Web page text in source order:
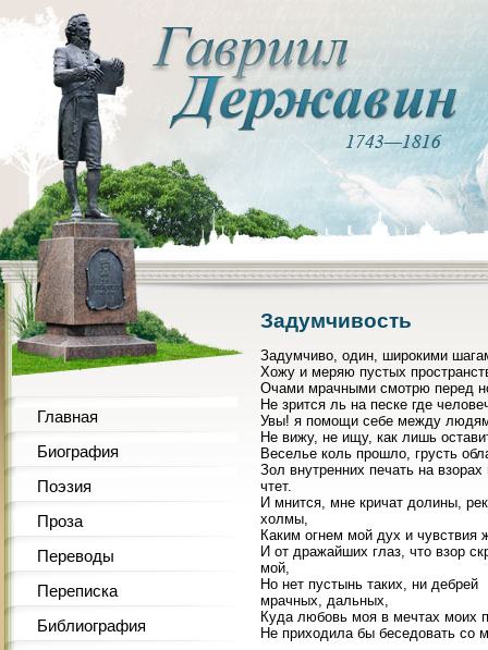
Главная
Биография
Поэзия
Проза
Переводы
Переписка
Библиография
Задумчивость
Задумчиво, один, широкими
Хожу и меряю пустых
Очами мрачными смотрю перед
Не зрится ль на песке где
Увы! я помощи себе между
Не вижу, не ищу, как лишь
Веселье коль прошло, грусть
Зол внутренних печать на взорах
чтет.
И мнится, мне кричат долины,
холмы,
Каким огнем мой дух и чувствия
И от дражайших глаз, что взор
мой,
Но нет пустынь таких, ни дебрей
мрачных, дальных,
Куда любовь моя в мечтах моих
Не приходила бы беседовать со